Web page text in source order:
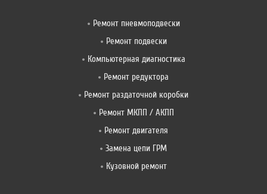
Ремонт пневмоподвески
Ремонт подвески
Компьютерная диагностика
Ремонт редуктора
Ремонт раздаточной коробки
Ремонт МКПП / АКПП
Ремонт двигателя
Замена цепи ГРМ
Кузовной ремонт